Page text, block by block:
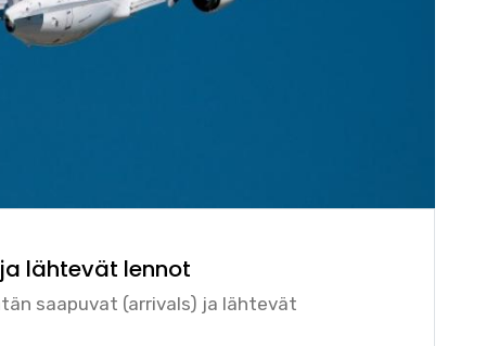
lähtevät lennot
saapuvat (arrivals) ja lähtevät